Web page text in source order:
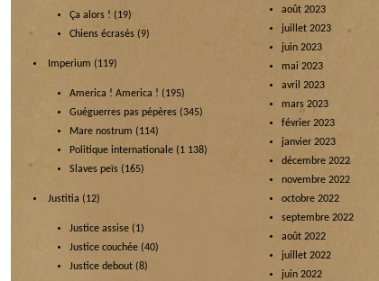
Ça alors ! (19)
Chiens écrasés (9)
Imperium (119)
America ! America ! (195)
Guéguerres pas pépères (345)
Mare nostrum (114)
Politique internationale (1 138)
Slaves peïs (165)
Justitia (12)
Justice assise (1)
Justice couchée (40)
Justice debout (8)
août 2023
juillet 2023
juin 2023
mai 2023
avril 2023
mars 2023
février 2023
janvier 2023
décembre 2022
novembre 2022
octobre 2022
septembre 2022
août 2022
juillet 2022
juin 2022